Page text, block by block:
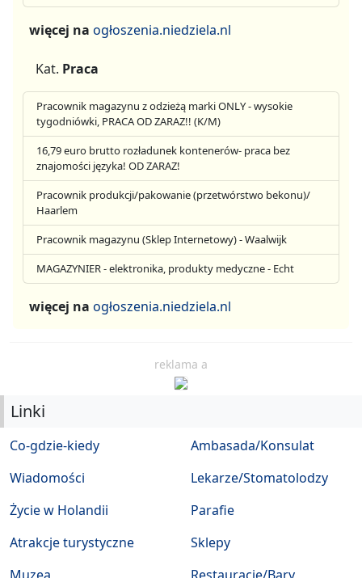
więcej na ogłoszenia.niedziela.nl
Kat. Praca
Pracownik magazynu z odzieżą marki ONLY - wysokie
tygodniówki, PRACA OD ZARAZ!! (K/M)
16,79 euro brutto rozładunek kontenerów- praca bez
znajomości języka! OD ZARAZ!
Pracownik produkcji/pakowanie (przetwórstwo bekonu)/
Haarlem
Pracownik magazynu (Sklep Internetowy) - Waalwijk
MAGAZYNIER - elektronika, produkty medyczne - Echt
więcej na ogłoszenia.niedziela.nl
reklama a
Linki
Co-gdzie-kiedy
Wiadomości
Życie w Holandii
Atrakcje turystyczne
Muzea
Ambasada/Konsulat
Lekarze/Stomatolodzy
Parafie
Sklepy
Restauracje/Bary